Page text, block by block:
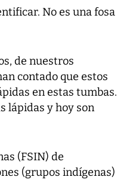
No es una fosa
de nuestros
contado que estos
en estas tumbas.
lápidas y hoy son
(FSIN) de
(grupos indígenas)